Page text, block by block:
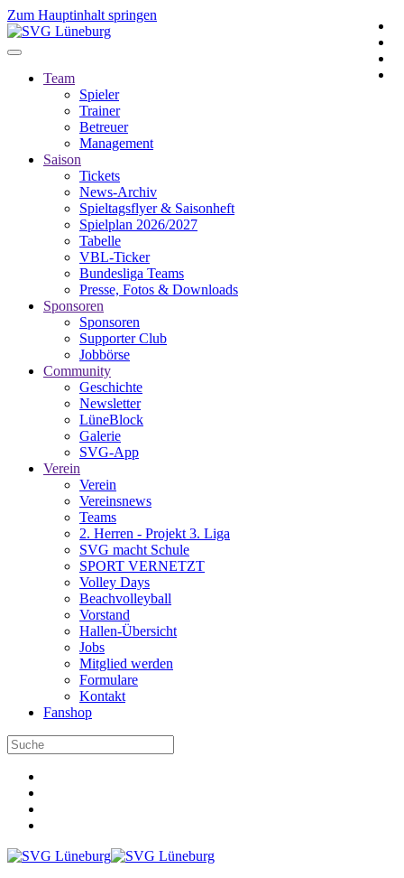
Zum Hauptinhalt springen
Team
Spieler
Trainer
Betreuer
Management
Saison
Tickets
News-Archiv
Spieltagsflyer & Saisonheft
Spielplan 2026/2027
Tabelle
VBL-Ticker
Bundesliga Teams
Presse, Fotos & Downloads
Sponsoren
Sponsoren
Supporter Club
Jobbörse
Community
Geschichte
Newsletter
LüneBlock
Galerie
SVG-App
Verein
Verein
Vereinsnews
Teams
2. Herren - Projekt 3. Liga
SVG macht Schule
SPORT VERNETZT
Volley Days
Beachvolleyball
Vorstand
Hallen-Übersicht
Jobs
Mitglied werden
Formulare
Kontakt
Fanshop